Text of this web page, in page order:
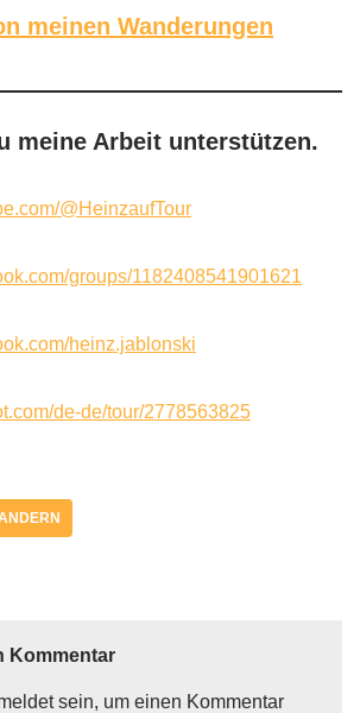
meinen Wanderungen
meine Arbeit unterstützen.
@HeinzaufTour
groups/1182408541901621
heinz.jablonski
de-de/tour/2778563825
Kommentar
sein, um einen Kommentar